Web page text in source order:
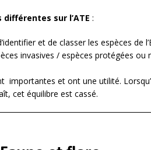
sur l’ATE :
et de classer les espèces de
invasives / espèces protégées ou
importantes et ont une utilité.
cet équilibre est cassé.